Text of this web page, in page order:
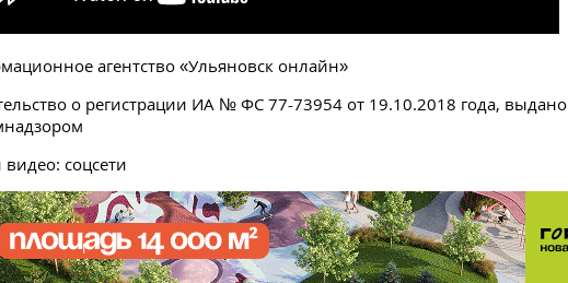
агентство «Ульяновск онлайн»
о регистрации ИА № ФС 77-73954 от 19.10.2018 года, выдано
соцсети